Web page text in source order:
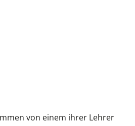
von einem ihrer Lehrer